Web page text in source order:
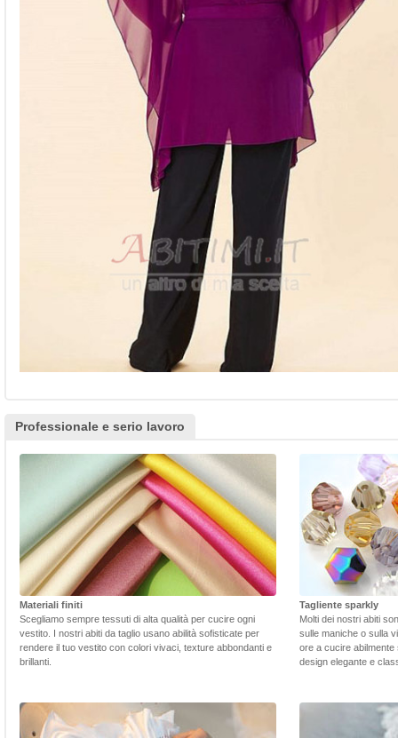
Professionale e serio lavoro
Materiali finiti
Scegliamo sempre tessuti di alta qualità per cucire ogni
vestito. I nostri abiti da taglio usano abilità sofisticate per
rendere il tuo vestito con colori vivaci, texture abbondanti e
brillanti.
Tagliente sparkly
Molti dei nostri abiti
sulle maniche o sulla
ore a cucire
design elegante e